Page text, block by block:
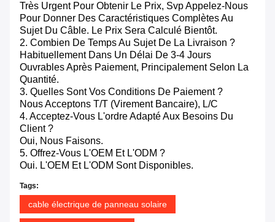
Très Urgent Pour Obtenir Le Prix, Svp Appelez-Nous
Pour Donner Des Caractéristiques Complètes Au
Sujet Du Câble. Le Prix Sera Calculé Bientôt.
2. Combien De Temps Au Sujet De La Livraison ?
Habituellement Dans Un Délai De 3-4 Jours
Ouvrables Après Paiement, Principalement Selon La
Quantité.
3. Quelles Sont Vos Conditions De Paiement ?
Nous Acceptons T/T (virement Bancaire), L/C
4. Acceptez-Vous L'ordre Adapté Aux Besoins Du
Client ?
Oui, Nous Faisons.
5. Offrez-Vous L'OEM Et L'ODM ?
Oui. L'OEM Et L'ODM Sont Disponibles.
Tags:
cable électrique de panneau solaire